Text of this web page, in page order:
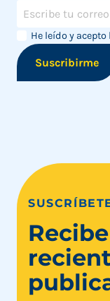
Correo
Aviso de
privacidad
Aviso
de
privacidad
He leído y acepto
Suscribirme